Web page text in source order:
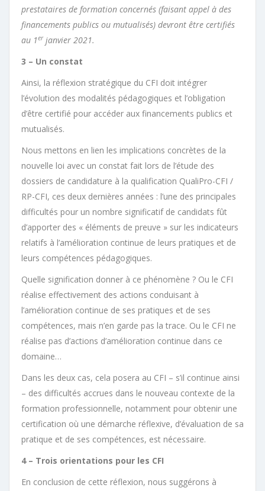
prestataires de formation concernés (faisant appel à des
financements publics ou mutualisés) devront être certifiés
au 1erjanvier 2021.
3 – Un constat
Ainsi, la réflexion stratégique du CFI doit intégrer
l’évolution des modalités pédagogiques et l’obligation
d’être certifié pour accéder aux financements publics et
mutualisés.
Nous mettons en lien les implications concrètes de la
nouvelle loi avec un constat fait lors de l’étude des
dossiers de candidature à la qualification QualiPro-CFI /
RP-CFI, ces deux dernières années : l’une des principales
difficultés pour un nombre significatif de candidats fût
d’apporter des « éléments de preuve » sur les indicateurs
relatifs à l’amélioration continue de leurs pratiques et de
leurs compétences pédagogiques.
Quelle signification donner à ce phénomène ? Ou le CFI
réalise effectivement des actions conduisant à
l’amélioration continue de ses pratiques et de ses
compétences, mais n’en garde pas la trace. Ou le CFI ne
réalise pas d’actions d’amélioration continue dans ce
domaine…
Dans les deux cas, cela posera au CFI – s’il continue ainsi
– des difficultés accrues dans le nouveau contexte de la
formation professionnelle, notamment pour obtenir une
certification où une démarche réflexive, d’évaluation de sa
pratique et de ses compétences, est nécessaire.
4 – Trois orientations pour les CFI
En conclusion de cette réflexion, nous suggérons à